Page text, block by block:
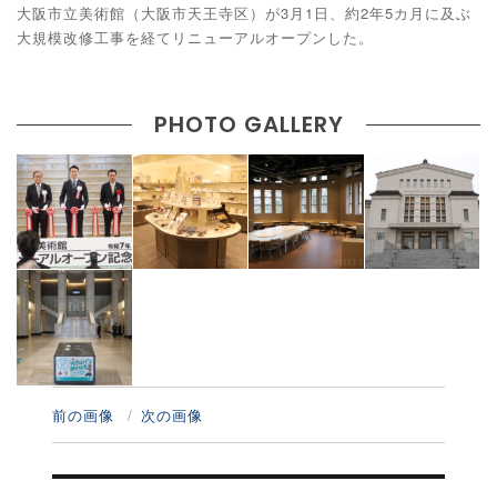
大阪市立美術館（大阪市天王寺区）が3月1日、約2年5カ月に及ぶ
大規模改修工事を経てリニューアルオープンした。
PHOTO GALLERY
前の画像 次の画像
投